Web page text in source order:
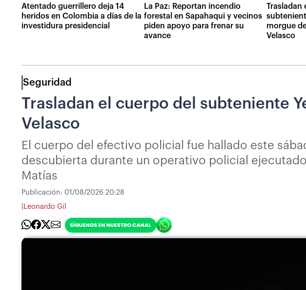
Atentado guerrillero deja 14
heridos en Colombia a días de la
investidura presidencial
La Paz: Reportan incendio
forestal en Sapahaqui y vecinos
piden apoyo para frenar su
avance
Trasladan
morgue
Velasco
Seguridad
Trasladan el cuerpo del subteniente
Velasco
El cuerpo del efectivo policial fue hallado este
descubierta durante un operativo policial
Matías
Publicación: 01/08/2026 20:28
Leonardo Gil